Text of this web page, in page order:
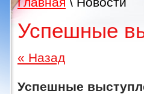
Успешные
« Назад
Успешные